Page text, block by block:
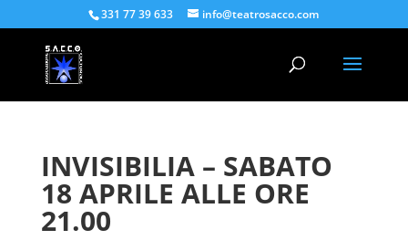
331 77 39 633 info@teatrosacco.com
INVISIBILIA – SABATO
18 APRILE ALLE ORE
21.00